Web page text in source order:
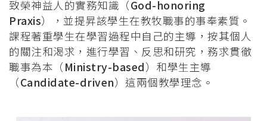
致榮神益人的實務知識（God-honoring
Praxis），並提昇該學生在教牧職事的事奉素質。
課程著重學生在學習過程中自己的主導，按其個人
的關注和渴求，進行學習、反思和研究，務求貫徹
職事為本（ Ministry-based）和學生主導
（Candidate-driven）這兩個教學理念。